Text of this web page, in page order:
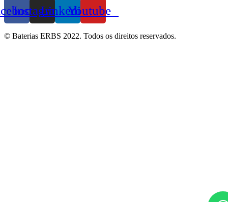
InstagramLinkedinYoutube
© Baterias ERBS 2022. Todos os direitos reservados.